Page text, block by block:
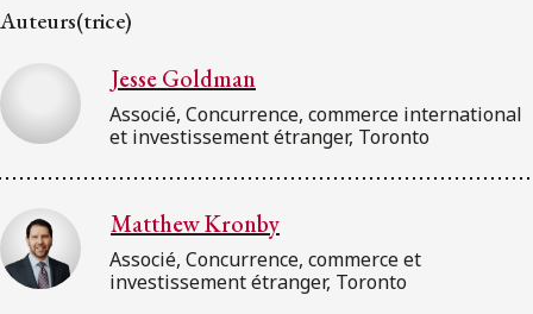
Auteurs(trice)
Jesse Goldman
Associé, Concurrence, commerce international
et investissement étranger, Toronto
Matthew Kronby
Associé, Concurrence, commerce et
investissement étranger, Toronto